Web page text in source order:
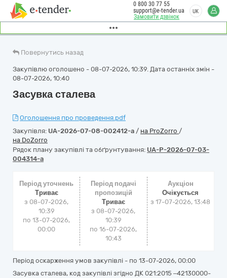
Замовити дзвінок
0 800 30 77 55
support@e-tender.ua
UK
Повернутись назад
Закупівлю оголошено - 08-07-2026, 10:39. Дата останніх змін -
08-07-2026, 10:40
Засувка сталева
Оголошення про проведення.pdf
Закупівля: UA-2026-07-08-002412-a / на ProZorro /
на DoZorro
Рядок плану закупівлі та обґрунтування: UA-P-2026-07-03-
004314-a
Період уточнень
Триває
з 08-07-2026,
10:39
по 13-07-2026,
00:00
Період подачі
пропозицій
Триває
з 08-07-2026,
10:39
по 16-07-2026,
10:43
Аукціон
Очікується
з17-07-2026, 13:48
Період оскарження умов закупівлі - по 13-07-2026, 00:00
Засувка сталева, код закупівлі згідно ДК 021:2015 –42130000-